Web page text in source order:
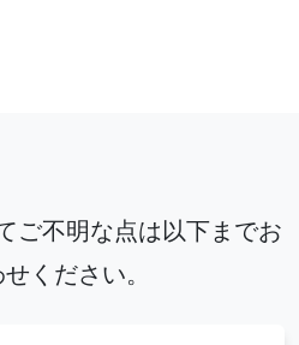
ご不明な点は以下までお
ください。